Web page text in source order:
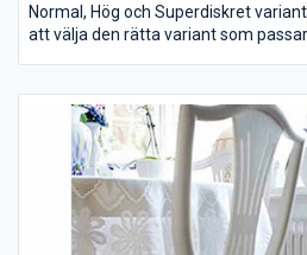
Normal, Hög och Superdiskret
att välja den rätta variant som